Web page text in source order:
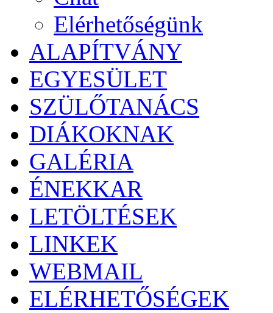
Elérhetőségünk
ALAPÍTVÁNY
EGYESÜLET
SZÜLŐTANÁCS
DIÁKOKNAK
GALÉRIA
ÉNEKKAR
LETÖLTÉSEK
LINKEK
WEBMAIL
ELÉRHETŐSÉGEK